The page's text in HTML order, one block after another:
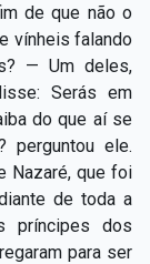
de que não o
vínheis falando
— Um deles,
Serás em
do que aí se
ele.
Nazaré, que foi
de toda a
príncipes dos
para ser